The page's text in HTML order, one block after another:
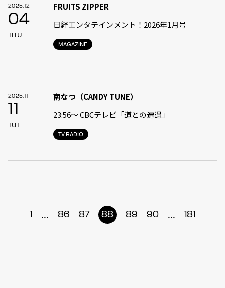
2025.12
04
THU
MAGAZINE
FRUITS ZIPPER
日経エンタテインメント！2026年1月号
2025.11
11
TUE
TV.RADIO
南なつ（CANDY TUNE）
23:56〜 CBCテレビ「道との遭遇」
1 ... 86 87 88 89 90 ... 181